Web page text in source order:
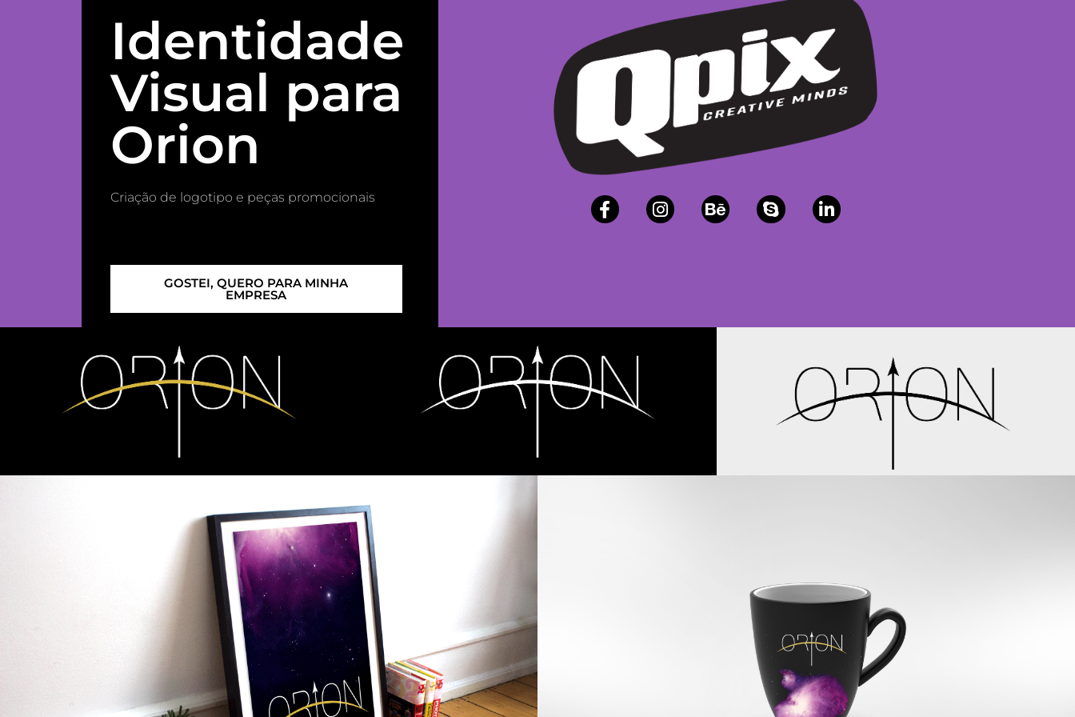
Identidade
Visual para
Orion
Criação de logotipo e peças promocionais
GOSTEI, QUERO PARA MINHA
EMPRESA